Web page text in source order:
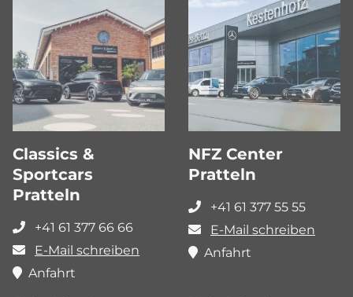
Classics &
Sportcars
Pratteln
+41 61 377 66 66
E-Mail schreiben
Anfahrt
NFZ Center
Pratteln
+41 61 377 55 55
E-Mail schreiben
Anfahrt